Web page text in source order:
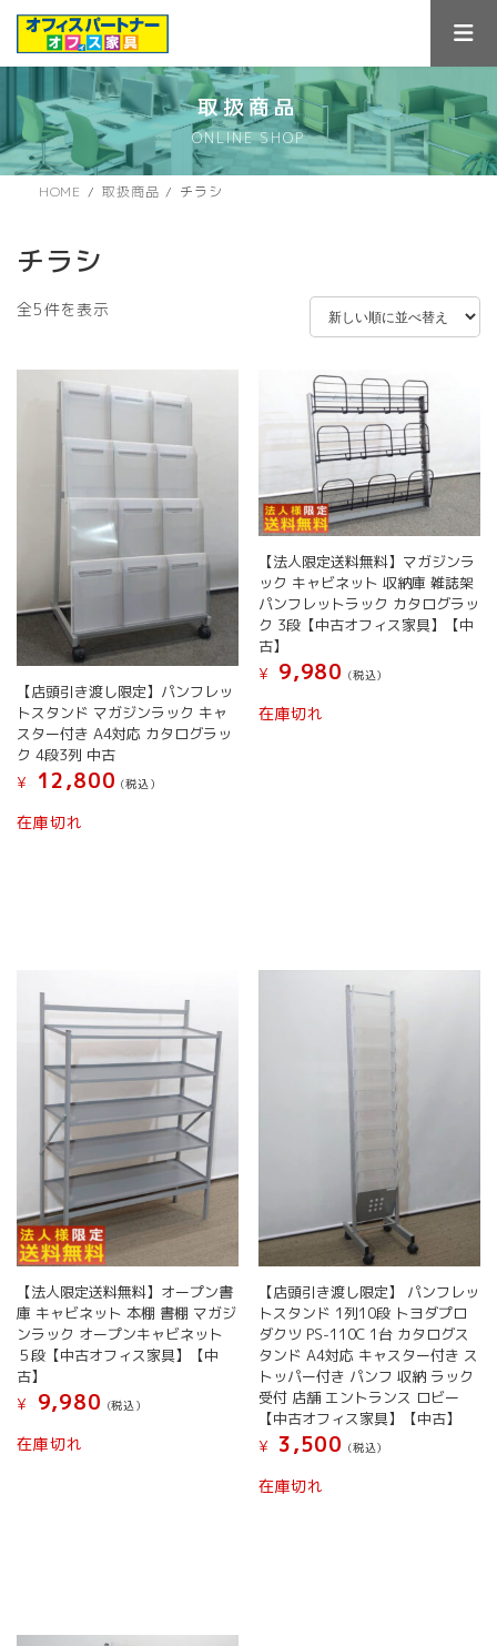
ス
キ
ン
に
取扱商品
ONLINE SHOP
HOME 取扱商品 チラシ
チラシ
全5件を表示
【店頭引き渡し限定】パンフレッ
トスタンド マガジンラック キャ
スター付き A4対応 カタログラッ
ク 4段3列 中古
¥
12,800 (税込）
在庫切れ
【法人限定送料無料】マガジンラ
ック キャビネット 収納庫 雑誌架
パンフレットラック カタログラッ
ク 3段【中古オフィス家具】【中
古】
¥
9,980 (税込）
在庫切れ
【法人限定送料無料】オープン書
庫 キャビネット 本棚 書棚 マガジ
ンラック オープンキャビネット
５段【中古オフィス家具】【中
古】
¥
9,980 (税込）
在庫切れ
【店頭引き渡し限定】 パンフレッ
トスタンド 1列10段 トヨダプロ
ダクツ PS-110C 1台 カタログス
タンド A4対応 キャスター付き ス
トッパー付き パンフ 収納 ラック
受付 店舗 エントランス ロビー
【中古オフィス家具】【中古】
¥
3,500 (税込）
在庫切れ